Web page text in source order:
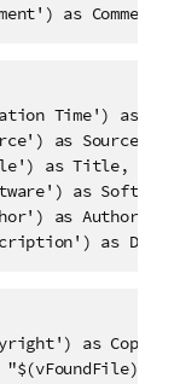
as Comment,
Time') as
as Source,
as Title,
as
as Author,
as
as